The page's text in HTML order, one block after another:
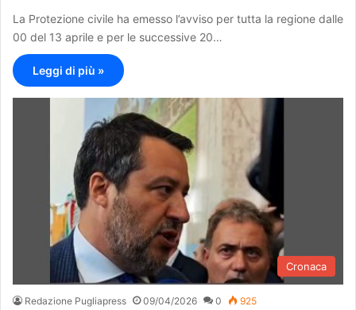
La Protezione civile ha emesso l’avviso per tutta la regione dalle
00 del 13 aprile e per le successive 20…
Leggi di più »
Cronaca
Redazione Pugliapress 09/04/2026 0 925